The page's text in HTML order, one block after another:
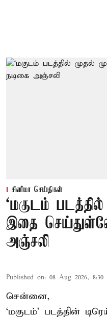
சினிமா செய்திகள்
‘மகுடம்
இதை
அஞ்சலி
Published on: 08 Aug 2026, 8:30
சென்னை,
‘மகுடம்’ படத்தின்